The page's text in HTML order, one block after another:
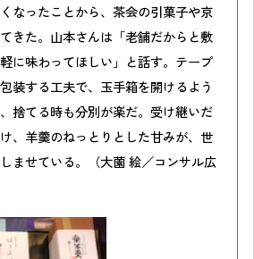
なったことから、茶会の引菓子や京
きた。山本さんは「老舗だからと敷
に味わってほしい」と話す。テープ
装する工夫で、玉手箱を開けるよう
捨てる時も分別が楽だ。受け継いだ
、羊羹のねっとりとした甘みが、世
ませている。（大薗 絵／コンサル広